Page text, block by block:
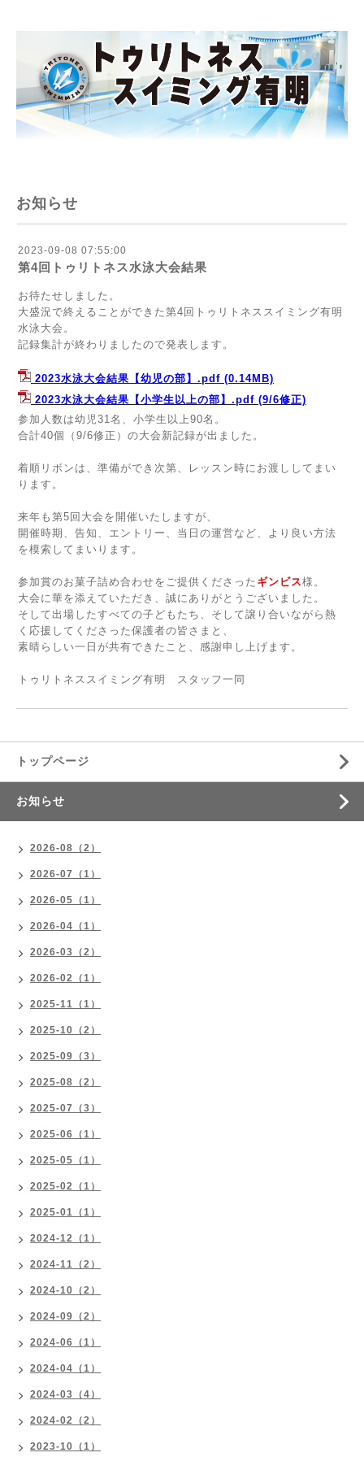
お知らせ
2023-09-08 07:55:00
第4回トゥリトネス水泳大会結果
お待たせしました。
大盛況で終えることができた第4回トゥリトネススイミング有明
水泳大会。
記録集計が終わりましたので発表します。
2023水泳大会結果【幼児の部】.pdf (0.14MB)
2023水泳大会結果【小学生以上の部】.pdf (9/6修正)
参加人数は幼児31名、小学生以上90名。
合計40個（9/6修正）の大会新記録が出ました。
着順リボンは、準備ができ次第、レッスン時にお渡ししてまい
ります。
来年も第5回大会を開催いたしますが、
開催時期、告知、エントリー、当日の運営など、より良い方法
を模索してまいります。
参加賞のお菓子詰め合わせをご提供くださった ギンビス様。
大会に華を添えていただき、誠にありがとうございました。
そして出場したすべての子どもたち、そして譲り合いながら熱
く応援してくださった保護者の皆さまと、
素晴らしい一日が共有できたこと、感謝申し上げます。
トゥリトネススイミング有明 スタッフ一同
トップページ
お知らせ
2026-08（2）
2026-07（1）
2026-05（1）
2026-04（1）
2026-03（2）
2026-02（1）
2025-11（1）
2025-10（2）
2025-09（3）
2025-08（2）
2025-07（3）
2025-06（1）
2025-05（1）
2025-02（1）
2025-01（1）
2024-12（1）
2024-11（2）
2024-10（2）
2024-09（2）
2024-06（1）
2024-04（1）
2024-03（4）
2024-02（2）
2023-10（1）